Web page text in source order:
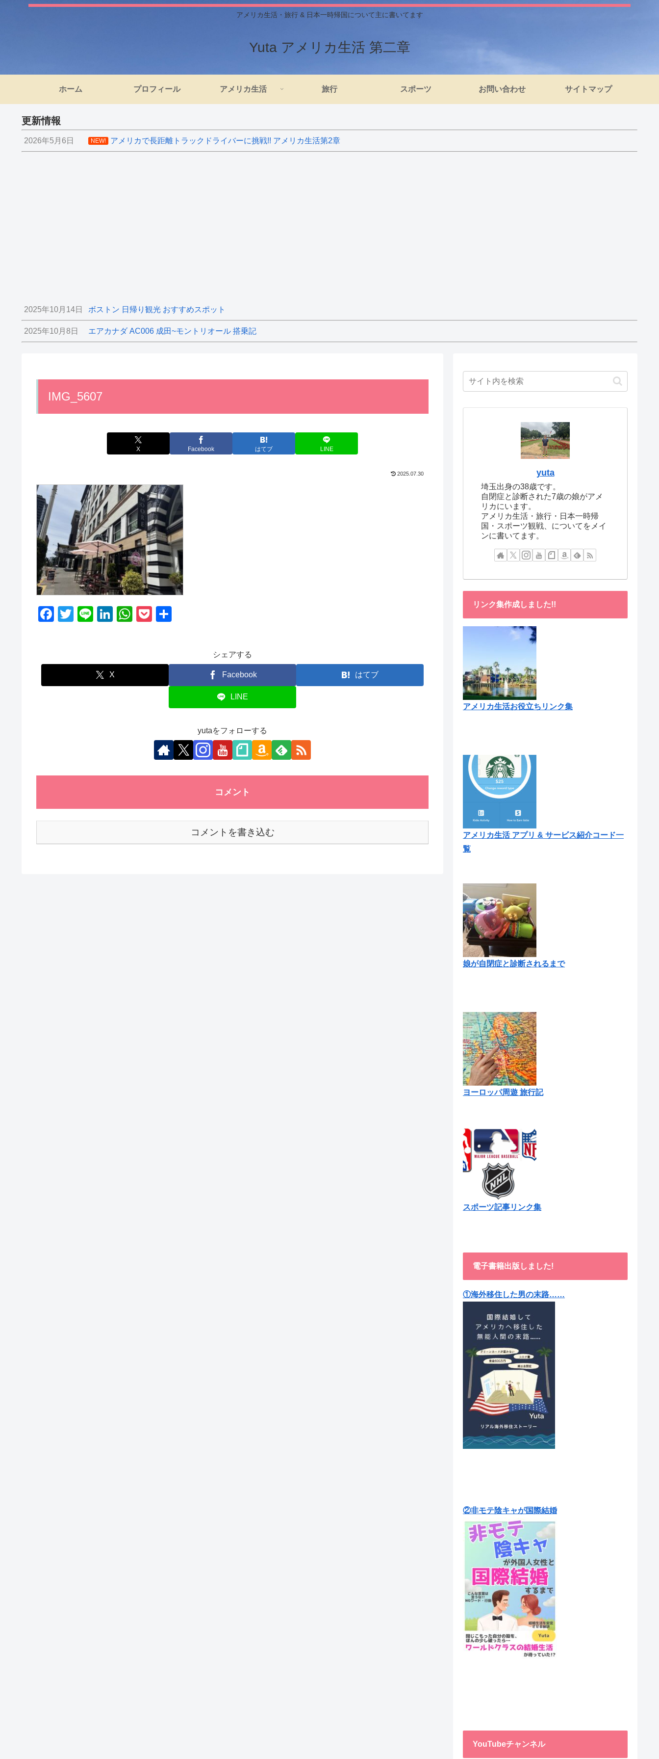
アメリカ生活・旅行 & 日本一時帰国について主に書いてます
Yuta アメリカ生活 第二章
ホーム プロフィール アメリカ生活 旅行 スポーツ お問い合わせ サイトマップ
更新情報
2026年5月6日 NEW! アメリカで長距離トラックドライバーに挑戦!! アメリカ生活第2章
2025年10月14日 ボストン 日帰り観光 おすすめスポット
2025年10月8日 エアカナダ AC006 成田~モントリオール 搭乗記
IMG_5607
X Facebook はてブ LINE
2025.07.30
F
e
T
er
Li
Li
e
dI
W
s
P
et
シェアする
X Facebook はてブ
LINE
yutaをフォローする
コメント
コメントを書き込む
yuta
埼玉出身の38歳です。
自閉症と診断された7歳の娘がアメ
リカにいます。
アメリカ生活・旅行・日本一時帰
国・スポーツ観戦、についてをメイ
ンに書いてます。
リンク集作成しました!!
アメリカ生活お役立ちリンク集
アメリカ生活 アプリ & サービス紹介コード一
覧
娘が自閉症と診断されるまで
ヨーロッパ周遊 旅行記
スポーツ記事リンク集
電子書籍出版しました!
①海外移住した男の末路……
②非モテ陰キャが国際結婚
YouTubeチャンネル